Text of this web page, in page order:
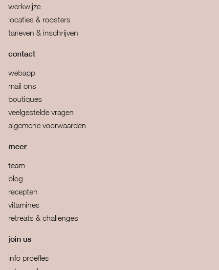
werkwijze
locaties & roosters
tarieven & inschrijven
contact
webapp
mail ons
boutiques
veelgestelde vragen
algemene voorwaarden
meer
team
blog
recepten
vitamines
retreats & challenges
join us
info proefles